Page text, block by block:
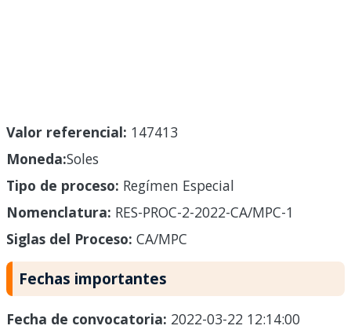
Valor referencial: 147413
Moneda:Soles
Tipo de proceso: Regímen Especial
Nomenclatura: RES-PROC-2-2022-CA/MPC-1
Siglas del Proceso: CA/MPC
Fechas importantes
Fecha de convocatoria: 2022-03-22 12:14:00